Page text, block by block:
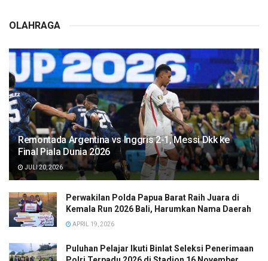
OLAHRAGA
Remontada Argentina vs Inggris 2-1, Messi Dkk ke
Final Piala Dunia 2026
JULI 20, 2026
Perwakilan Polda Papua Barat Raih Juara di
Kemala Run 2026 Bali, Harumkan Nama Daerah
APRIL 19, 2026
Puluhan Pelajar Ikuti Binlat Seleksi Penerimaan